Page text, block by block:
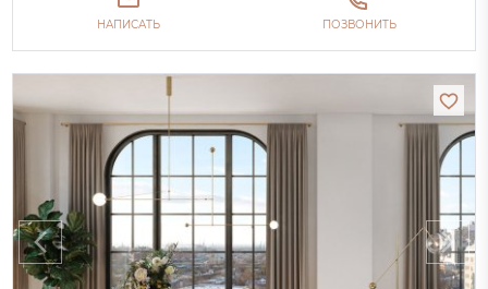
НАПИСАТЬ ПОЗВОНИТЬ